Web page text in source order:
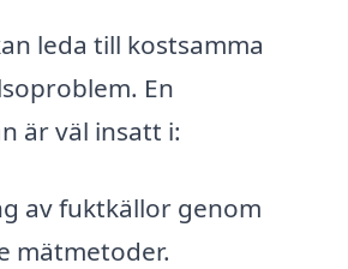
leda till kostsamma
En
är väl insatt i:
av fuktkällor genom
mätmetoder.